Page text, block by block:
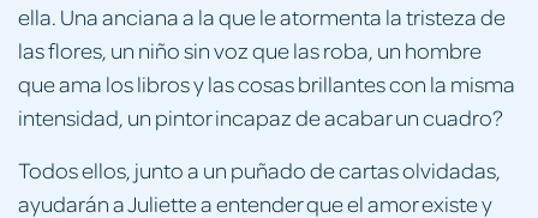
ella. Una anciana a la que le atormenta la tristeza de
las flores, un niño sin voz que las roba, un hombre
que ama los libros y las cosas brillantes con la misma
intensidad, un pintor incapaz de acabar un cuadro?
Todos ellos, junto a un puñado de cartas olvidadas,
ayudarán a Juliette a entender que el amor existe y